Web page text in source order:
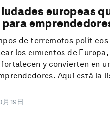
europeas
para
de terremotos políticos
los cimientos de
fortalecen y convierten en
Aquí está la
月19日